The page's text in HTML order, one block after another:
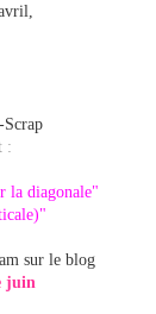
:
la diagonale"
sur le blog
juin